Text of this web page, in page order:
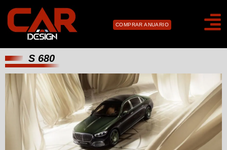
COMPRAR ANUARIO
S 680